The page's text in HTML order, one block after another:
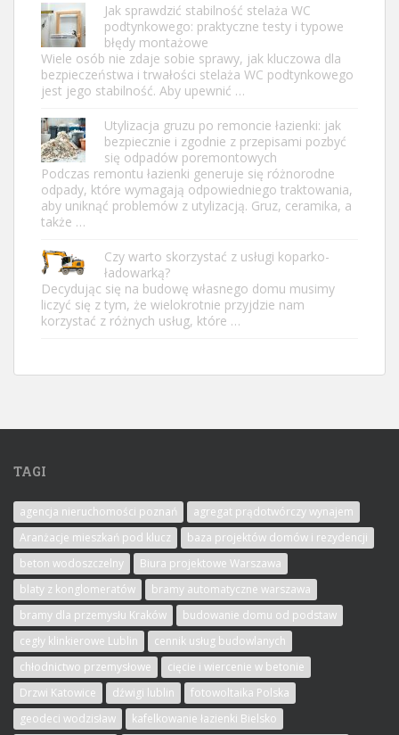
Jak sprawdzić stabilność stelaża WC
podtynkowego: praktyczne testy i typowe
błędy montażowe
Wiele osób nie zdaje sobie sprawy, jak kluczowa dla
bezpieczeństwa i trwałości stelaża WC podtynkowego
jest jego stabilność. Aby upewnić …
Utylizacja gruzu po remoncie łazienki: jak
bezpiecznie i zgodnie z przepisami pozbyć
się odpadów poremontowych
Podczas remontu łazienki generuje się różnorodne
odpady, które wymagają odpowiedniego traktowania,
aby uniknąć problemów z utylizacją. Gruz, ceramika, a
także …
Czy warto skorzystać z usługi koparko-
ładowarką?
Decydując się na budowę własnego domu musimy
liczyć się z tym, że wielokrotnie przyjdzie nam
korzystać z różnych usług, które …
TAGI
agencja nieruchomości poznań
agregat prądotwórczy wynajem
Aranżacje mieszkań pod klucz
baza projektów domów i rezydencji
beton wodoszczelny
Biura projektowe Warszawa
blaty z konglomeratów
bramy automatyczne warszawa
bramy dla przemysłu Kraków
budowanie domu od podstaw
cegły klinkierowe Lublin
cennik usług budowlanych
chłodnictwo przemysłowe
cięcie i wiercenie w betonie
Drzwi Katowice
dźwigi lublin
fotowoltaika Polska
geodeci wodzisław
kafelkowanie łazienki Bielsko